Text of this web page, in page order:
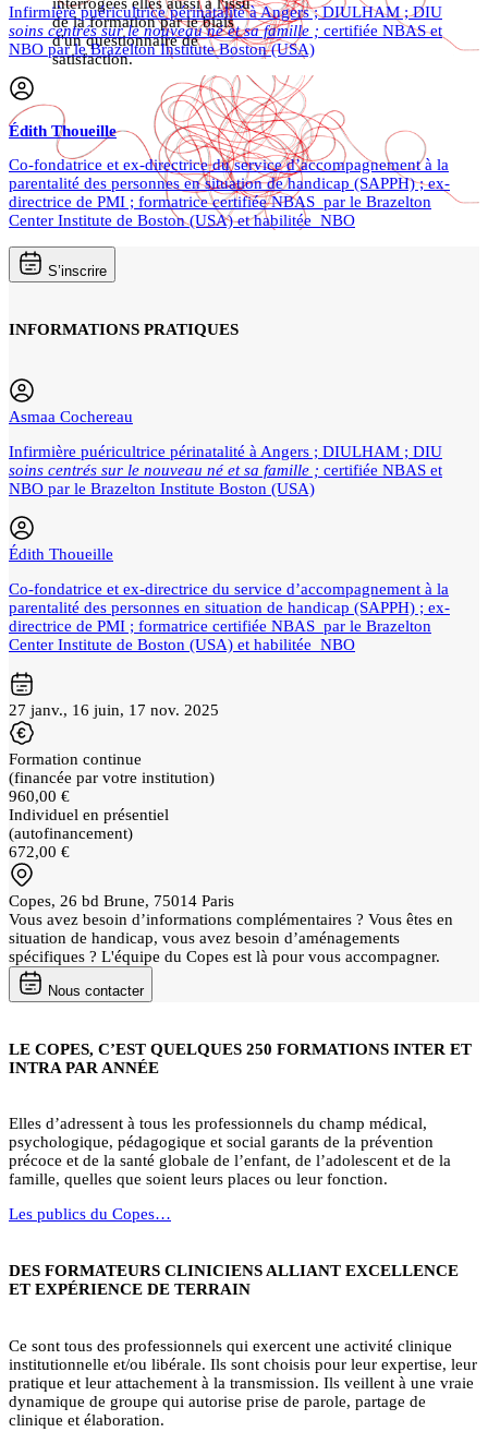
de la formation par le biais
d'un questionnaire de
satisfaction.
Infirmière puéricultrice périnatalité à Angers ; DIULHAM ; DIU
soins centrés sur le nouveau né et sa famille ; certifiée NBAS et
NBO par le Brazelton Institute Boston (USA)
Édith Thoueille
Co-fondatrice et ex-directrice du service d’accompagnement à la
parentalité des personnes en situation de handicap (SAPPH) ; ex-
directrice de PMI ; formatrice certifiée NBAS par le Brazelton
Center Institute de Boston (USA) et habilitée NBO
S’inscrire
INFORMATIONS PRATIQUES
Asmaa Cochereau
Infirmière puéricultrice périnatalité à Angers ; DIULHAM ; DIU
soins centrés sur le nouveau né et sa famille ; certifiée NBAS et
NBO par le Brazelton Institute Boston (USA)
Édith Thoueille
Co-fondatrice et ex-directrice du service d’accompagnement à la
parentalité des personnes en situation de handicap (SAPPH) ; ex-
directrice de PMI ; formatrice certifiée NBAS par le Brazelton
Center Institute de Boston (USA) et habilitée NBO
27 janv., 16 juin, 17 nov. 2025
Formation continue
(financée par votre institution)
960,00 €
Individuel en présentiel
(autofinancement)
672,00 €
Copes, 26 bd Brune, 75014 Paris
Vous avez besoin d’informations complémentaires ? Vous êtes en
situation de handicap, vous avez besoin d’aménagements
spécifiques ? L'équipe du Copes est là pour vous accompagner.
Nous contacter
LE COPES, C’EST QUELQUES 250 FORMATIONS INTER ET
INTRA PAR ANNÉE
Elles d’adressent à tous les professionnels du champ médical,
psychologique, pédagogique et social garants de la prévention
précoce et de la santé globale de l’enfant, de l’adolescent et de la
famille, quelles que soient leurs places ou leur fonction.
Les publics du Copes…
DES FORMATEURS CLINICIENS ALLIANT EXCELLENCE
ET EXPÉRIENCE DE TERRAIN
Ce sont tous des professionnels qui exercent une activité clinique
institutionnelle et/ou libérale. Ils sont choisis pour leur expertise, leur
pratique et leur attachement à la transmission. Ils veillent à une vraie
dynamique de groupe qui autorise prise de parole, partage de
clinique et élaboration.